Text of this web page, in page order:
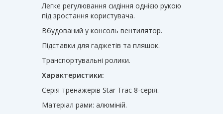
Легке регулювання сидіння однією рукою
під зростання користувача.
Вбудований у консоль вентилятор.
Підставки для гаджетів та пляшок.
Транспортувальні ролики.
Характеристики:
Серія тренажерів Star Trac 8-серія.
Матеріал рами: алюміній.